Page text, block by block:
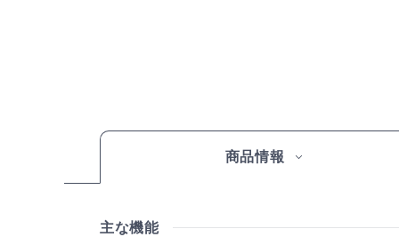
商品情報
主な機能